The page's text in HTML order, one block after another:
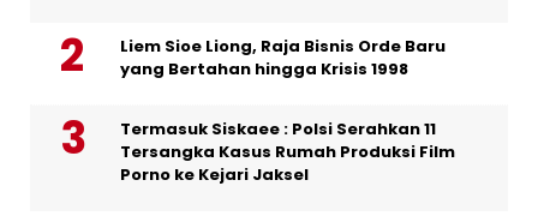
Liem Sioe Liong, Raja Bisnis Orde Baru
yang Bertahan hingga Krisis 1998
Termasuk Siskaee : Polsi Serahkan 11
Tersangka Kasus Rumah Produksi Film
Porno ke Kejari Jaksel